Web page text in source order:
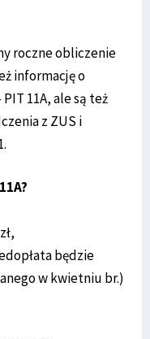
roczne obliczenie
informację o
11A, ale są też
z ZUS i
będzie
w kwietniu br.)